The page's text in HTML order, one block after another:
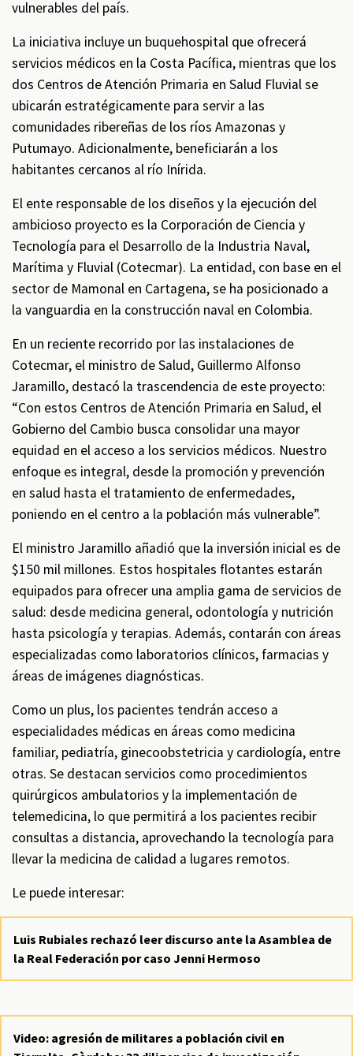
vulnerables del país.
La iniciativa incluye un buquehospital que ofrecerá
servicios médicos en la Costa Pacífica, mientras que los
dos Centros de Atención Primaria en Salud Fluvial se
ubicarán estratégicamente para servir a las
comunidades ribereñas de los ríos Amazonas y
Putumayo. Adicionalmente, beneficiarán a los
habitantes cercanos al río Inírida.
El ente responsable de los diseños y la ejecución del
ambicioso proyecto es la Corporación de Ciencia y
Tecnología para el Desarrollo de la Industria Naval,
Marítima y Fluvial (Cotecmar). La entidad, con base en el
sector de Mamonal en Cartagena, se ha posicionado a
la vanguardia en la construcción naval en Colombia.
En un reciente recorrido por las instalaciones de
Cotecmar, el ministro de Salud, Guillermo Alfonso
Jaramillo, destacó la trascendencia de este proyecto:
“Con estos Centros de Atención Primaria en Salud, el
Gobierno del Cambio busca consolidar una mayor
equidad en el acceso a los servicios médicos. Nuestro
enfoque es integral, desde la promoción y prevención
en salud hasta el tratamiento de enfermedades,
poniendo en el centro a la población más vulnerable”.
El ministro Jaramillo añadió que la inversión inicial es de
$150 mil millones. Estos hospitales flotantes estarán
equipados para ofrecer una amplia gama de servicios de
salud: desde medicina general, odontología y nutrición
hasta psicología y terapias. Además, contarán con áreas
especializadas como laboratorios clínicos, farmacias y
áreas de imágenes diagnósticas.
Como un plus, los pacientes tendrán acceso a
especialidades médicas en áreas como medicina
familiar, pediatría, ginecoobstetricia y cardiología, entre
otras. Se destacan servicios como procedimientos
quirúrgicos ambulatorios y la implementación de
telemedicina, lo que permitirá a los pacientes recibir
consultas a distancia, aprovechando la tecnología para
llevar la medicina de calidad a lugares remotos.
Le puede interesar:
Luis Rubiales rechazó leer discurso ante la Asamblea de
la Real Federación por caso Jenni Hermoso
Video: agresión de militares a población civil en